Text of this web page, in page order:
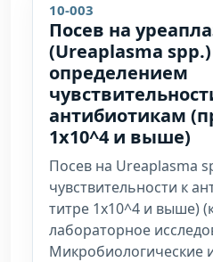
10-003
Посев на
(Ureaplasma spp.)
определением
антибиотикам
1х10^4 и выше)
Посев на Ureaplasma
чувствительности к
титре 1х10^4 и выше)
лабораторное
Микробиологические